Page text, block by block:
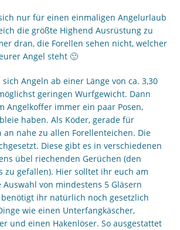
nur für einen einmaligen Angelurlaub
die größte Highend Ausrüstung zu
dran, die Forellen sehen nicht, welcher
Angel steht 🙂
Angeln ab einer Länge von ca. 3,30
geringen Wurfgewicht. Dann
Angelkoffer immer ein paar Posen,
haben. Als Köder, gerade für
an nahe zu allen Forellenteichen. Die
Diese gibt es in verschiedenen
übel riechenden Gerüchen (den
zu gefallen). Hier solltet ihr euch am
von mindestens 5 Gläsern
ihr natürlich noch gesetzlich
wie einen Unterfangkäscher,
und einen Hakenlöser. So ausgestattet